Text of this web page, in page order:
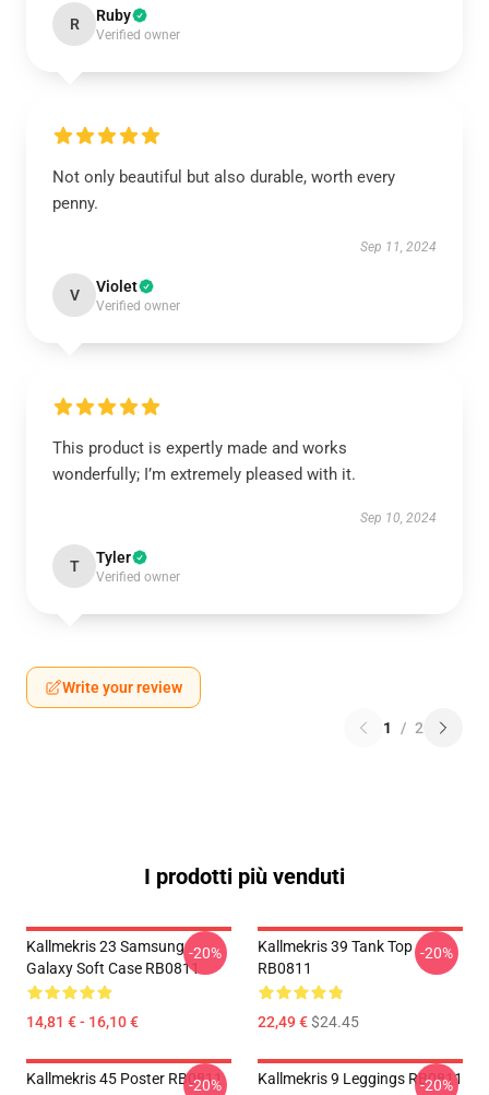
R Ruby
Verified owner
Not only beautiful but also durable, worth every
penny.
Sep 11, 2024
V Violet
Verified owner
This product is expertly made and works
wonderfully; I’m extremely pleased with it.
Sep 10, 2024
T Tyler
Verified owner
Write your review
1 / 2
I prodotti più venduti
Kallmekris 23 Samsung
Galaxy Soft Case RB0811
14,81 € - 16,10 €
-20%
Kallmekris 39 Tank Top
RB0811
22,49 €$24.45
-20%
Kallmekris 45 Poster RB0811
-20% Kallmekris 9 Leggings RB0811
-20%